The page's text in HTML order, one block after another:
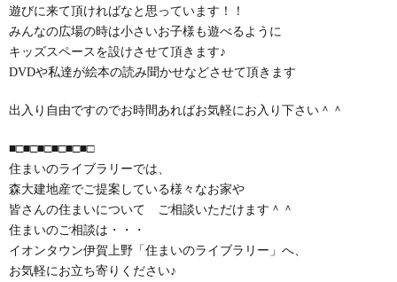
遊びに来て頂ければなと思っています！！
みんなの広場の時は小さいお子様も遊べるように
キッズスペースを設けさせて頂きます♪
DVDや私達が絵本の読み聞かせなどさせて頂きます
出入り自由ですのでお時間あればお気軽にお入り下さい＾＾
■□■□■□■□■□■□
住まいのライブラリーでは、
森大建地産でご提案している様々なお家や
皆さんの住まいについて ご相談いただけます＾＾
住まいのご相談は・・・
イオンタウン伊賀上野「住まいのライブラリー」へ、
お気軽にお立ち寄りください♪